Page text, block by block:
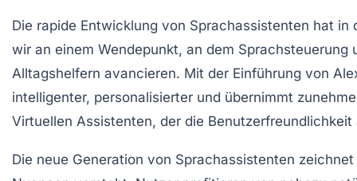
Die rapide Entwicklung von Sprachassistenten hat
wir an einem Wendepunkt, an dem
Alltagshelfern avancieren. Mit der Einführung von
intelligenter, personalisierter und übernimmt
Virtuellen Assistenten, der die
Die neue Generation von Sprachassistenten